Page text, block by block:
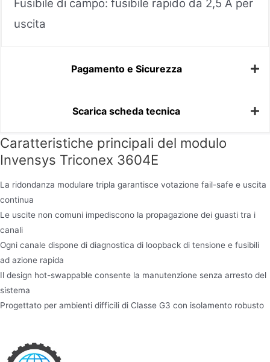
Fusibile di campo: fusibile rapido da 2,5 A per
uscita
Pagamento e Sicurezza
Scarica scheda tecnica
Caratteristiche principali del modulo
Invensys Triconex 3604E
La ridondanza modulare tripla garantisce votazione fail-safe e uscita
continua
Le uscite non comuni impediscono la propagazione dei guasti tra i
canali
Ogni canale dispone di diagnostica di loopback di tensione e fusibili
ad azione rapida
Il design hot-swappable consente la manutenzione senza arresto del
sistema
Progettato per ambienti difficili di Classe G3 con isolamento robusto